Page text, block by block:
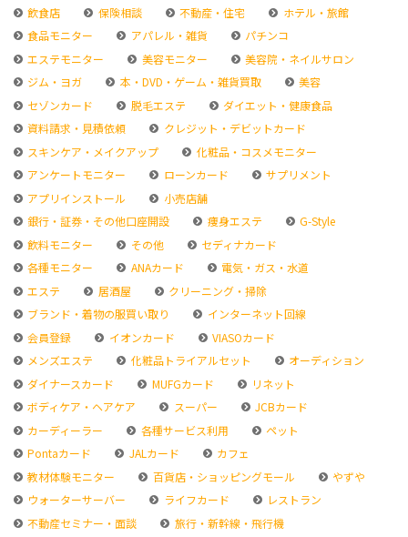
飲食店
保険相談 不動産・住宅
ホテル・旅館
食品モニター
アパレル・雑貨
パチンコ
エステモニター
美容モニター
美容院・ネイルサロン
ジム・ヨガ
本・DVD・ゲーム・雑貨買取
美容
セゾンカード
脱毛エステ
ダイエット・健康食品
資料請求・見積依頼
クレジット・デビットカード
スキンケア・メイクアップ
化粧品・コスメモニター
アンケートモニター
ローンカード
サプリメント
アプリインストール
小売店舗
銀行・証券・その他口座開設
痩身エステ
G-Style
飲料モニター
その他
セディナカード
各種モニター
ANAカード
電気・ガス・水道
エステ
居酒屋
クリーニング・掃除
ブランド・着物の服買い取り
インターネット回線
会員登録
イオンカード
VIASOカード
メンズエステ
化粧品トライアルセット
オーディション
ダイナースカード
MUFGカード
リネット
ボディケア・ヘアケア
スーパー
JCBカード
カーディーラー
各種サービス利用
ペット
Pontaカード
JALカード
カフェ
教材体験モニター
百貨店・ショッピングモール
やずや
ウォーターサーバー
ライフカード
レストラン
不動産セミナー・面談
旅行・新幹線・飛行機